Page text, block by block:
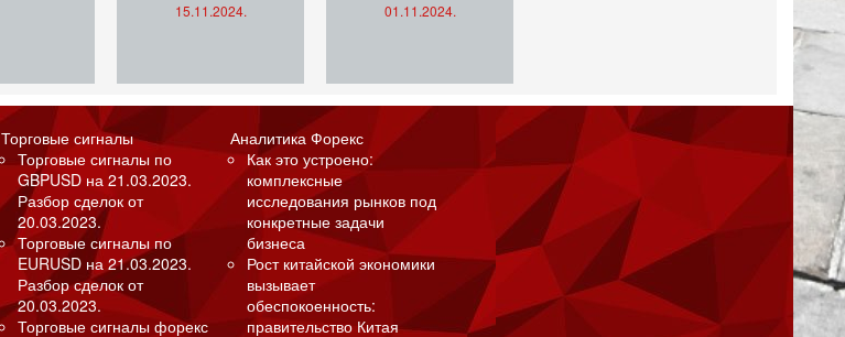
15.11.2024.
01.11.2024.
Торговые сигналы
Торговые сигналы по
GBPUSD на 21.03.2023.
Разбор сделок от
20.03.2023.
Торговые сигналы по
EURUSD на 21.03.2023.
Разбор сделок от
20.03.2023.
Торговые сигналы форекс
Аналитика Форекс
Как это устроено:
комплексные
исследования рынков под
конкретные задачи
бизнеса
Рост китайской экономики
вызывает
обеспокоенность:
правительство Китая